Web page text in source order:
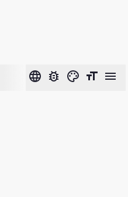
language bug_report color_lens format_size menu